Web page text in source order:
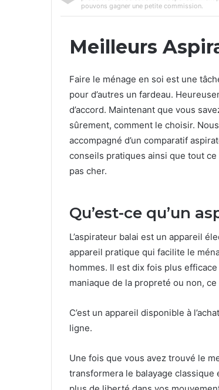
pouvons gagner une petite commission.
Meilleurs
Faire le ménage en soi est une
pour d’autres un fardeau.
d’accord. Maintenant que vous
sûrement, comment le choisir.
accompagné d’un comparatif
conseils pratiques ainsi que tout
pas cher.
Qu’est-ce qu’un
L’aspirateur balai est un appareil
appareil pratique qui facilite le
hommes. Il est dix fois plus
maniaque de la propreté ou non,
C’est un appareil disponible à
ligne.
Une fois que vous avez trouvé le
transformera le balayage